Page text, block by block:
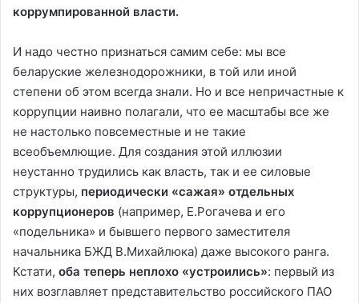
коррумпированной власти.
И надо честно признаться самим себе: мы все
беларуские железнодорожники, в той или иной
степени об этом всегда знали. Но и все непричастные к
коррупции наивно полагали, что ее масштабы все же
не настолько повсеместные и не такие
всеобъемлющие. Для создания этой иллюзии
неустанно трудились как власть, так и ее силовые
структуры, периодически «сажая» отдельных
коррупционеров (например, Е.Рогачева и его
«подельника» и бывшего первого заместителя
начальника БЖД В.Михайлюка) даже высокого ранга.
Кстати, оба теперь неплохо «устроились»: первый из
них возглавляет представительство российского ПАО